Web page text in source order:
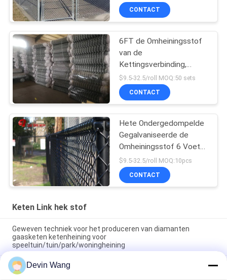
CONTACT
6FT de Omheiningsstof
van de
Kettingsverbinding,
Diamantnetwerk die de
Lage Draad van het
Koolstofijzer schermen
$9.5-32.5/roll MOQ:50 sets
CONTACT
Hete Ondergedompelde
Gegalvaniseerde de
Omheiningsstof 6 Voet
Groene Kleur 9 van de
Kettingsverbinding Maat
$9.5-32.5/roll MOQ:10pcs
CONTACT
Keten Link hek stof
Geweven techniek voor het produceren van diamanten
gaasketen ketenheining voor
speeltuin/tuin/park/woningheining
Gegalvaniseerde diamanten gaas hek rollen Tennisbaan
hekwerk
Devin Wang